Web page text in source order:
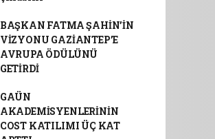
BAŞKAN FATMA ŞAHİN’İN
VİZYONU GAZİANTEP’E
AVRUPA ÖDÜLÜNÜ
GETİRDİ
GAÜN
AKADEMİSYENLERİNİN
COST KATILIMI ÜÇ KAT